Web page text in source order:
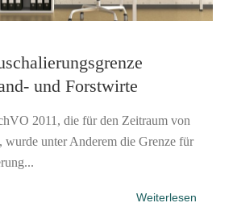
und Forstwirte
2011, die für den Zeitraum von
wurde unter Anderem die Grenze für
Weiterlesen